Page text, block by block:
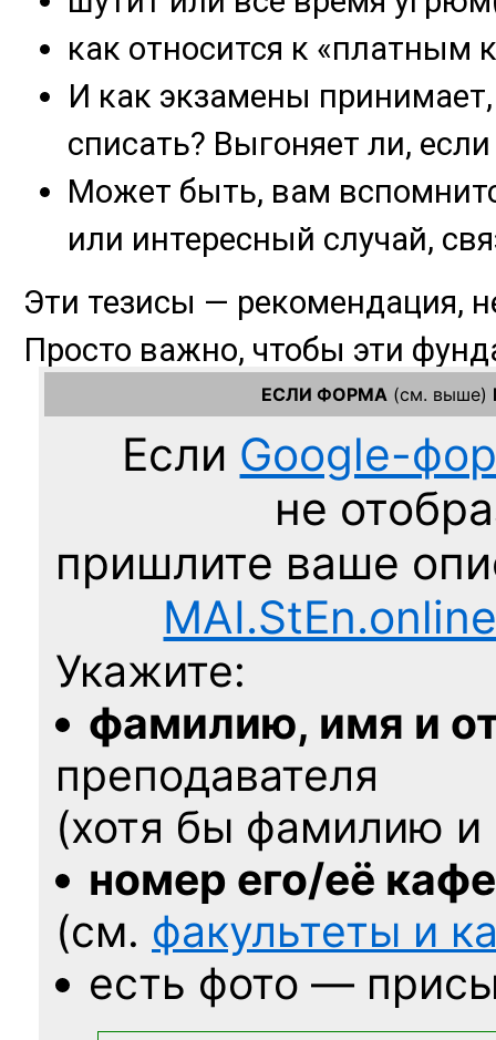
ЕСЛИ ФОРМА (см. выше)
Если Google-
не
пришлите ваше
Укажите:
фамилию, имя и
преподавателя
(хотя бы фамилию
номер его/её
(см. факультеты и
есть фото —